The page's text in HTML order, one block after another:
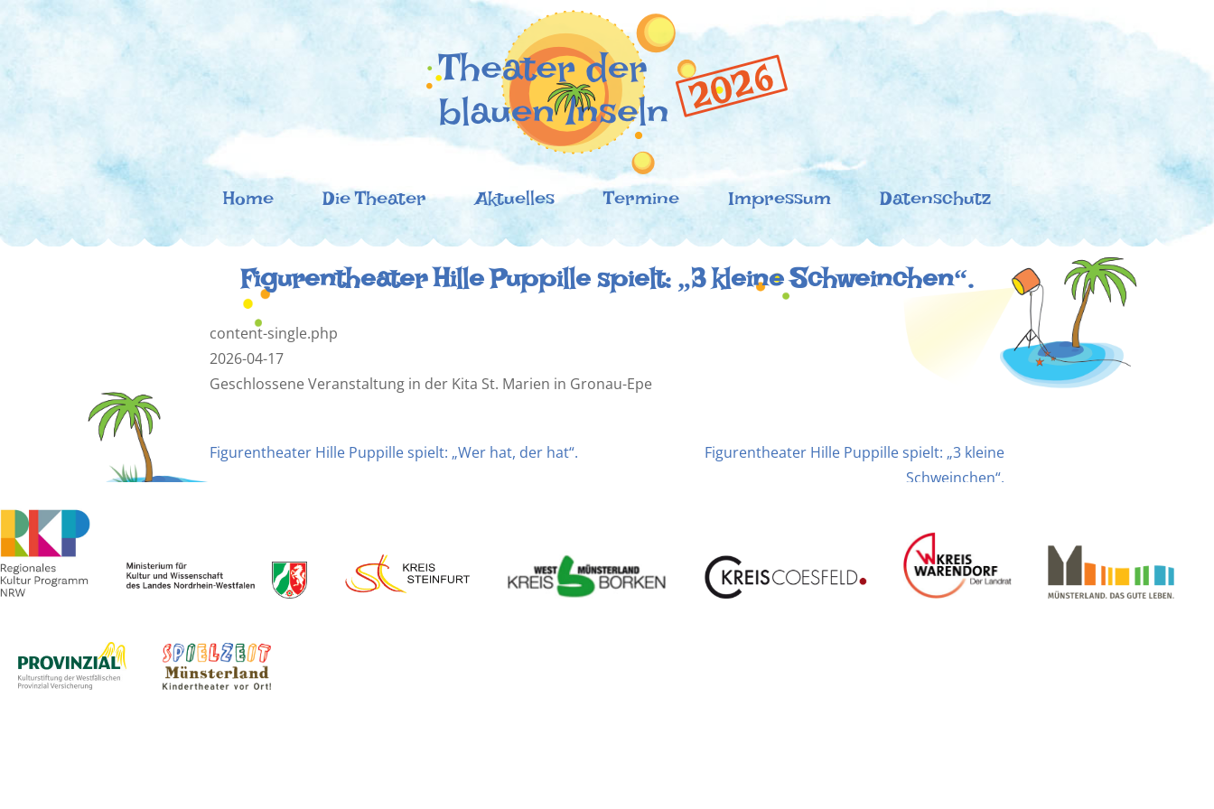
Zum
Theater der blauen Inseln
Ein flexibles Kindertheaterprojekt zu Coronazeiten!
Home Die Theater Aktuelles Termine Impressum Datenschutz
Figurentheater Hille Puppille spielt: „3 kleine Schweinchen“.
content-single.php
2026-04-17
Geschlossene Veranstaltung in der Kita St. Marien in Gronau-Epe
Beitragsnavigation
Figurentheater Hille Puppille spielt: „Wer hat, der hat“.
Figurentheater Hille Puppille spielt: „3 kleine
Schweinchen“.